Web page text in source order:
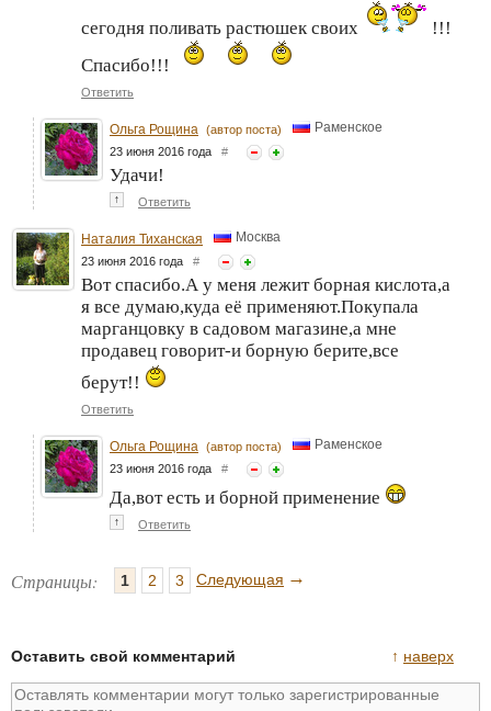
сегодня поливать растюшек своих
!!!
Спасибо!!!
Ответить
Ольга Рощина (автор поста) Раменское
23 июня 2016 года #
Удачи!
↑ Ответить
Наталия Тиханская Москва
23 июня 2016 года #
Вот спасибо.А у меня лежит борная кислота,а
я все думаю,куда её применяют.Покупала
марганцовку в садовом магазине,а мне
продавец говорит-и борную берите,все
берут!!
Ответить
Ольга Рощина (автор поста) Раменское
23 июня 2016 года #
Да,вот есть и борной применение
↑ Ответить
Страницы: 1 2 3 Следующая →
↑ наверх
Оставить свой комментарий